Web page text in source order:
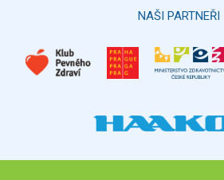
NAŠI PARTNEŘI